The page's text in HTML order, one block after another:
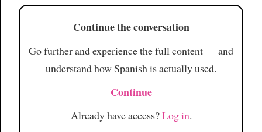
Continue the conversation
Go further and experience the full content — and
understand how Spanish is actually used.
Continue
Already have access?Log in.